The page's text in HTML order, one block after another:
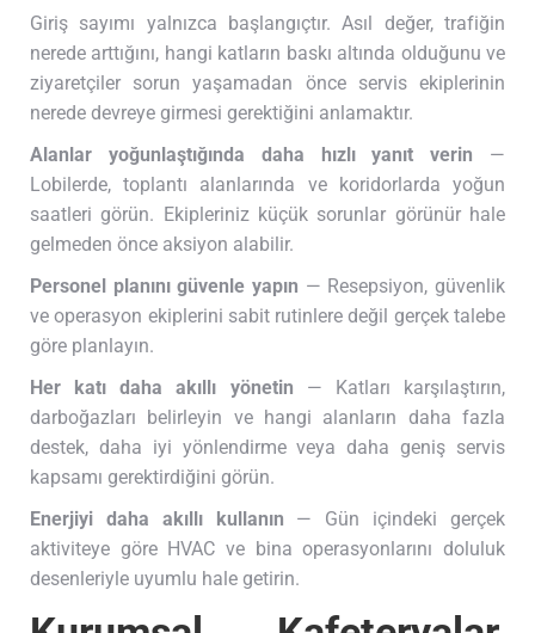
Giriş sayımı yalnızca başlangıçtır. Asıl değer, trafiğin
nerede arttığını, hangi katların baskı altında olduğunu ve
ziyaretçiler sorun yaşamadan önce servis ekiplerinin
nerede devreye girmesi gerektiğini anlamaktır.
Alanlar yoğunlaştığında daha hızlı yanıt verin —
Lobilerde, toplantı alanlarında ve koridorlarda yoğun
saatleri görün. Ekipleriniz küçük sorunlar görünür hale
gelmeden önce aksiyon alabilir.
Personel planını güvenle yapın — Resepsiyon, güvenlik
ve operasyon ekiplerini sabit rutinlere değil gerçek talebe
göre planlayın.
Her katı daha akıllı yönetin — Katları karşılaştırın,
darboğazları belirleyin ve hangi alanların daha fazla
destek, daha iyi yönlendirme veya daha geniş servis
kapsamı gerektirdiğini görün.
Enerjiyi daha akıllı kullanın — Gün içindeki gerçek
aktiviteye göre HVAC ve bina operasyonlarını doluluk
desenleriyle uyumlu hale getirin.